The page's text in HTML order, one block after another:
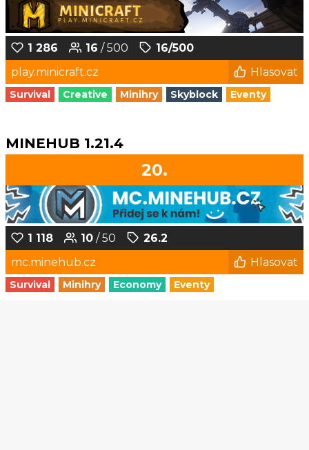
1 286 16 / 500
16/500
play.minicraft.cz
Hlasovat
Survival Creative Minihry Skyblock Eventy
MINEHUB 1.21.4
20.
1 118 10 / 50
26.2
mc.minehub.cz
Hlasovat
Survival Minihry Economy Eventy